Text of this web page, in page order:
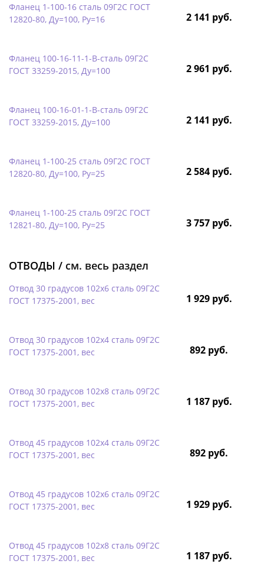
Фланец 1-100-16 сталь 09Г2С ГОСТ
12820-80, Ду=100, Ру=16
2 141 руб.
Фланец 100-16-11-1-B-сталь 09Г2С
ГОСТ 33259-2015, Ду=100
2 961 руб.
Фланец 100-16-01-1-B-сталь 09Г2С
ГОСТ 33259-2015, Ду=100
2 141 руб.
Фланец 1-100-25 сталь 09Г2С ГОСТ
12820-80, Ду=100, Ру=25
2 584 руб.
Фланец 1-100-25 сталь 09Г2С ГОСТ
12821-80, Ду=100, Ру=25
3 757 руб.
ОТВОДЫ / см. весь раздел
Отвод 30 градусов 102х6 сталь 09Г2С
ГОСТ 17375-2001, вес
1 929 руб.
Отвод 30 градусов 102х4 сталь 09Г2С
ГОСТ 17375-2001, вес
892 руб.
Отвод 30 градусов 102х8 сталь 09Г2С
ГОСТ 17375-2001, вес
1 187 руб.
Отвод 45 градусов 102х4 сталь 09Г2С
ГОСТ 17375-2001, вес
892 руб.
Отвод 45 градусов 102х6 сталь 09Г2С
ГОСТ 17375-2001, вес
1 929 руб.
Отвод 45 градусов 102х8 сталь 09Г2С
ГОСТ 17375-2001, вес
1 187 руб.